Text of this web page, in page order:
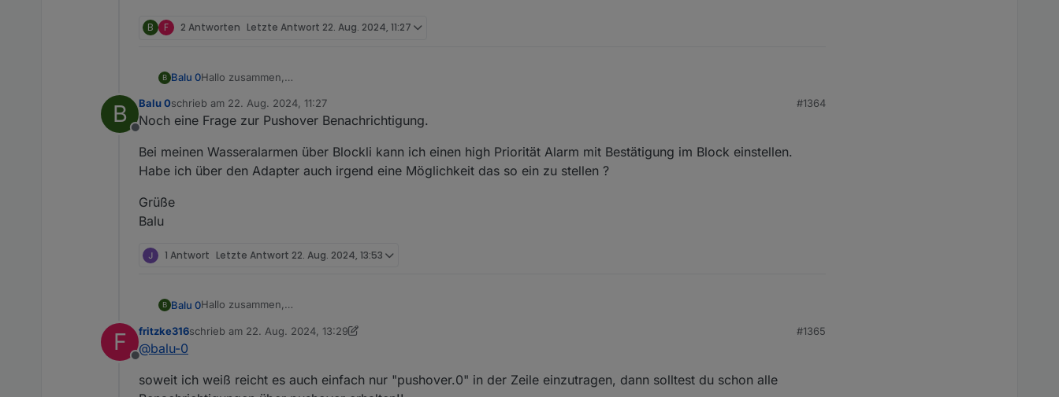
B F 2 Antworten Letzte Antwort 22. Aug. 2024, 11:27
B Balu 0Hallo zusammen,
Pushover läüft :
Danke für eure Hilfe !
B
Offline
Balu 0schrieb am 22. Aug. 2024, 11:27
zuletzt editiert von
#1364
Noch eine Frage zur Pushover Benachrichtigung.
Bei meinen Wasseralarmen über Blockli kann ich einen high Priorität Alarm mit Bestätigung im Block einstellen.
Habe ich über den Adapter auch irgend eine Möglichkeit das so ein zu stellen ?
Grüße
Balu
1 Antwort Letzte Antwort 22. Aug. 2024, 13:53
B Balu 0Hallo zusammen,
Pushover läüft :
F
Offline
fritzke316schrieb am 22. Aug. 2024, 13:29
zuletzt editiert von fritzke316
#1365
@balu-0
soweit ich weiß reicht es auch einfach nur "pushover.0" in der Zeile einzutragen, dann solltest du schon alle